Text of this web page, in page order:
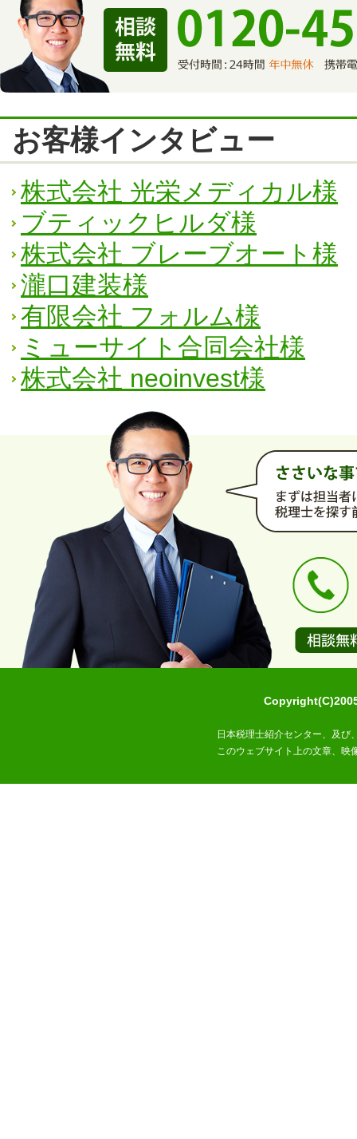
お客様インタビュー
株式会社 光栄メディカル様
ブティックヒルダ様
株式会社 ブレーブオート様
瀧口建装様
有限会社 フォルム様
ミューサイト合同会社様
株式会社 neoinvest様
日本税理士紹介センター、及び
このウェブサイト上の文章、映